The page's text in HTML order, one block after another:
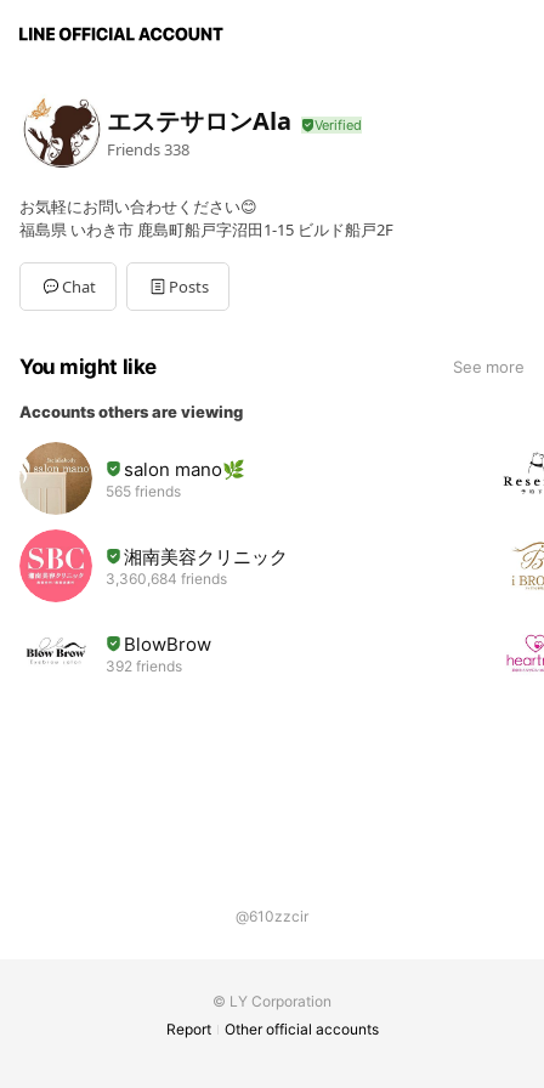
エステサロンAla
Friends338
お気軽にお問い合わせください😊
福島県 いわき市 鹿島町船戸字沼田1-15 ビルド船戸2F
Chat Posts
You might like See more
Accounts others are viewing
salon mano🌿
565 friends
湘南美容クリニック
3,360,684 friends
BlowBrow
392 friends
@610zzcir
© LY Corporation
Report
Other official accounts